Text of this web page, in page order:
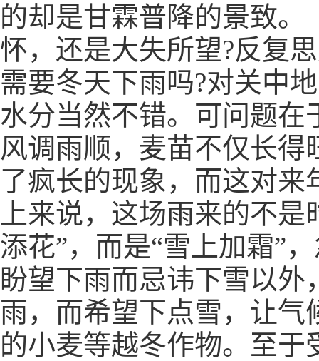
的却是甘霖普降的景致
怀，还是大失所望?反
需要冬天下雨吗?对关中
水分当然不错。可问题在
风调雨顺，麦苗不仅长
了疯长的现象，而这对
上来说，这场雨来的不
添花”，而是“雪上加霜”
盼望下雨而忌讳下雪以
雨，而希望下点雪，让
的小麦等越冬作物。至